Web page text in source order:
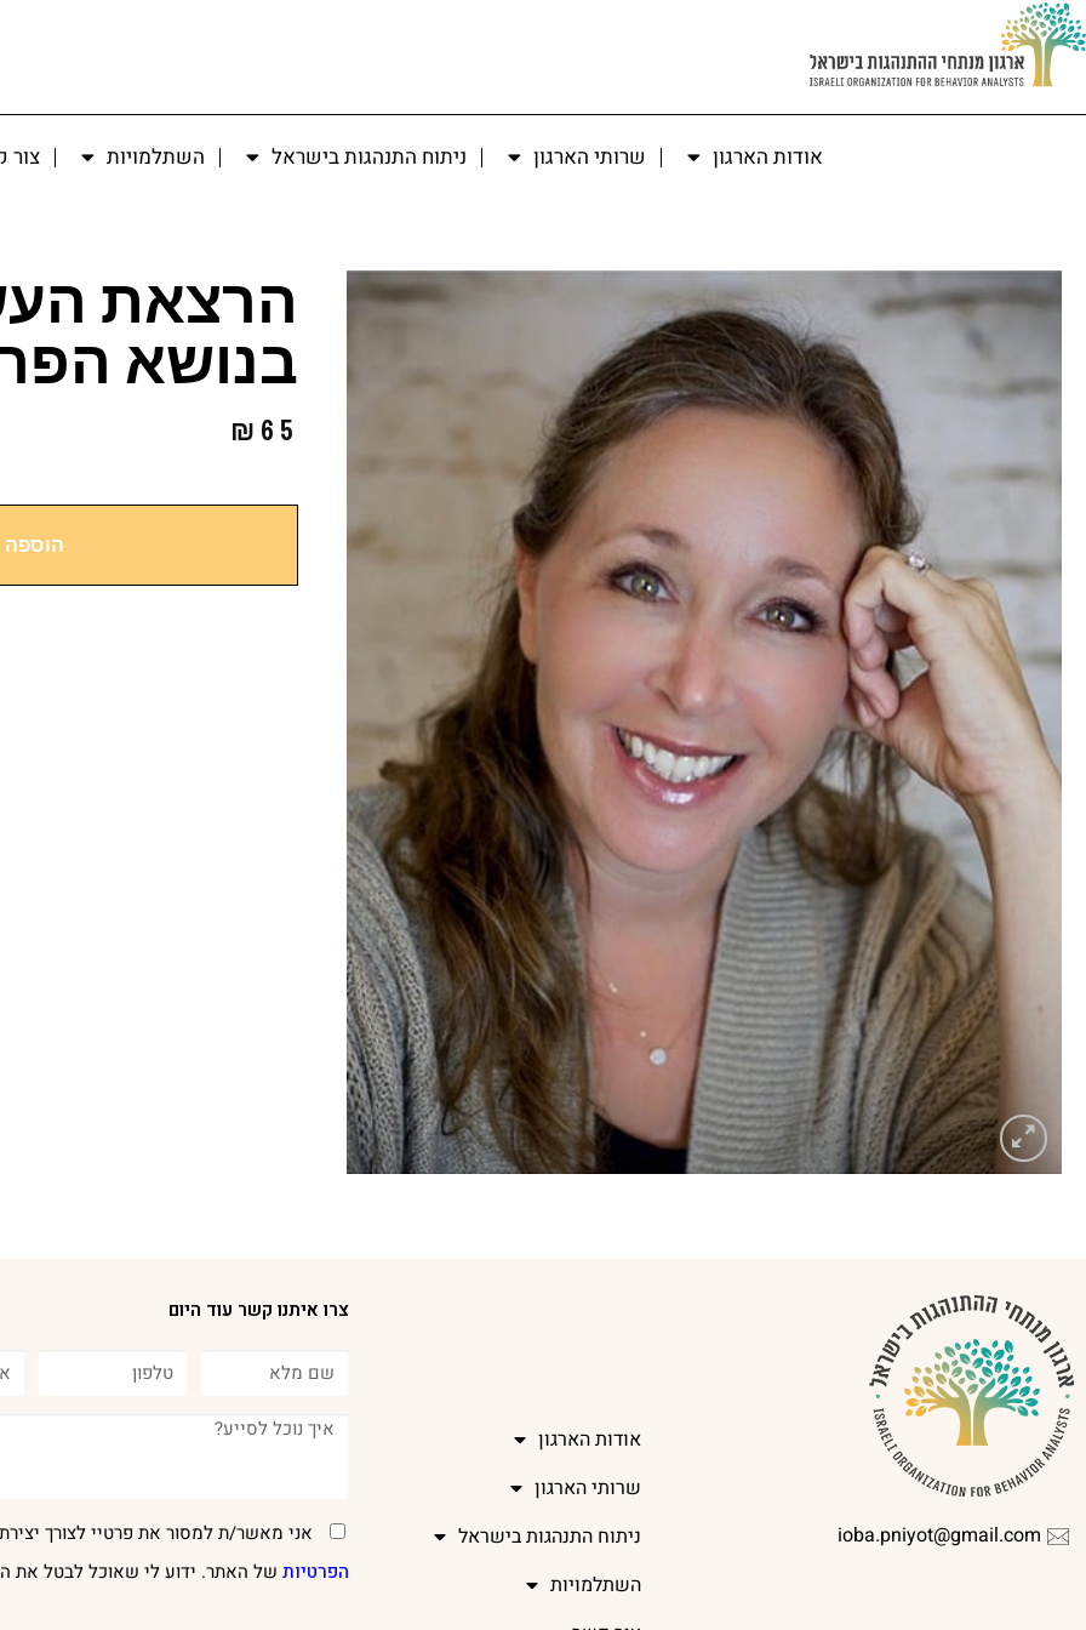
אודות הארגון שרותי הארגון ניתוח התנהגות בישראל השתלמויות צור
הרצאת
בנושא
₪ 65
ioba.pniyot@gmail.com
אודות הארגון
שרותי הארגון
ניתוח התנהגות בישראל
השתלמויות
צרו איתנו קשר עוד היום
אני מאשר/ת למסור את פרטיי לצורך
הפרטיותשל האתר. ידוע לי שאוכל לבטל את